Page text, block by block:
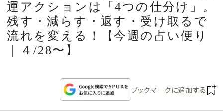
CULTURE
CELEBRITY
WEDDING
運アクションは「4つの仕分け」。
残す・減らす・返す・受け取るで
流れを変える！【今週の占い便り
｜４/28〜】
ブックマークに追加する